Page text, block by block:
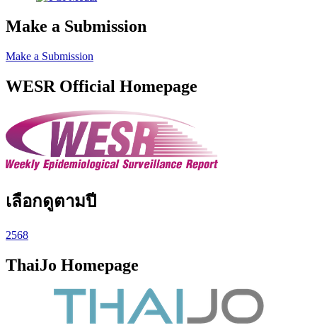
Make a Submission
Make a Submission
WESR Official Homepage
เลือกดูตามปี
2568
ThaiJo Homepage